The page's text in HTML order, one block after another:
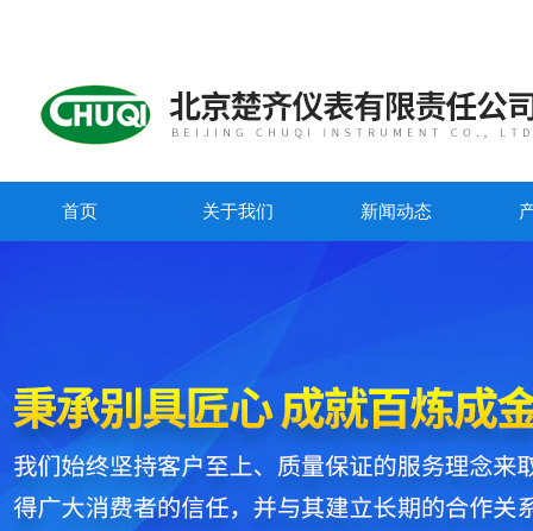
首页 关于我们 新闻动态